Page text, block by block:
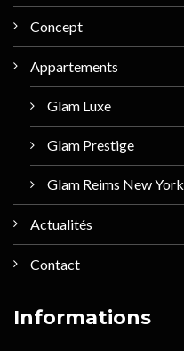
Concept
Appartements
Glam Luxe
Glam Prestige
Glam Reims New York
Actualités
Contact
Informations